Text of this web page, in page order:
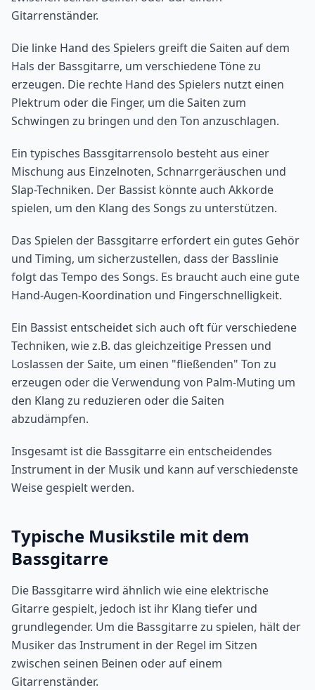
Gitarrenständer.
Die linke Hand des Spielers greift die Saiten auf dem
Hals der Bassgitarre, um verschiedene Töne zu
erzeugen. Die rechte Hand des Spielers nutzt einen
Plektrum oder die Finger, um die Saiten zum
Schwingen zu bringen und den Ton anzuschlagen.
Ein typisches Bassgitarrensolo besteht aus einer
Mischung aus Einzelnoten, Schnarrgeräuschen und
Slap-Techniken. Der Bassist könnte auch Akkorde
spielen, um den Klang des Songs zu unterstützen.
Das Spielen der Bassgitarre erfordert ein gutes Gehör
und Timing, um sicherzustellen, dass der Basslinie
folgt das Tempo des Songs. Es braucht auch eine gute
Hand-Augen-Koordination und Fingerschnelligkeit.
Ein Bassist entscheidet sich auch oft für verschiedene
Techniken, wie z.B. das gleichzeitige Pressen und
Loslassen der Saite, um einen "fließenden" Ton zu
erzeugen oder die Verwendung von Palm-Muting um
den Klang zu reduzieren oder die Saiten
abzudämpfen.
Insgesamt ist die Bassgitarre ein entscheidendes
Instrument in der Musik und kann auf verschiedenste
Weise gespielt werden.
Typische Musikstile mit dem
Bassgitarre
Die Bassgitarre wird ähnlich wie eine elektrische
Gitarre gespielt, jedoch ist ihr Klang tiefer und
grundlegender. Um die Bassgitarre zu spielen, hält der
Musiker das Instrument in der Regel im Sitzen
zwischen seinen Beinen oder auf einem
Gitarrenständer.